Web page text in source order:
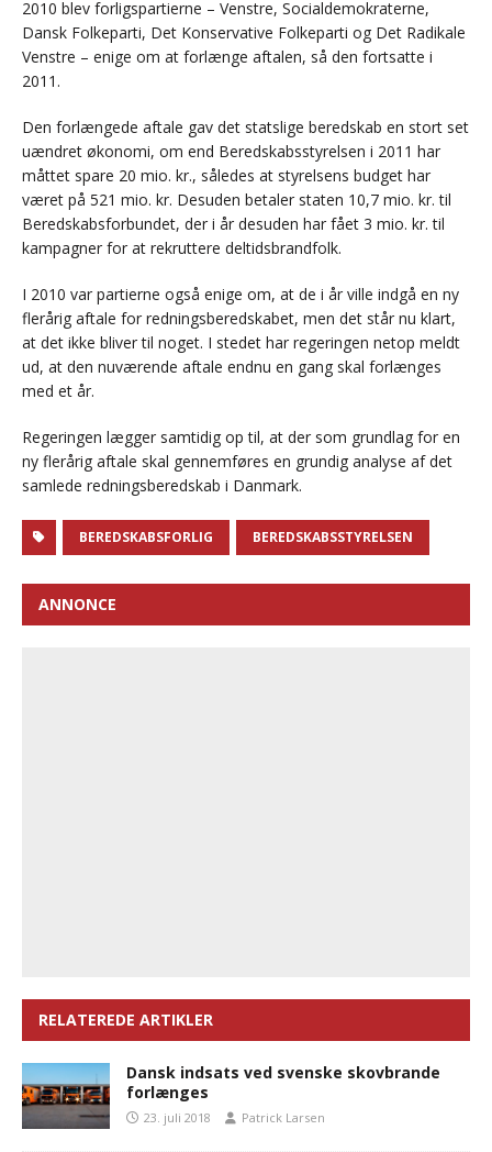
2010 blev forligspartierne – Venstre, Socialdemokraterne,
Dansk Folkeparti, Det Konservative Folkeparti og Det Radikale
Venstre – enige om at forlænge aftalen, så den fortsatte i
2011.
Den forlængede aftale gav det statslige beredskab en stort set
uændret økonomi, om end Beredskabsstyrelsen i 2011 har
måttet spare 20 mio. kr., således at styrelsens budget har
været på 521 mio. kr. Desuden betaler staten 10,7 mio. kr. til
Beredskabsforbundet, der i år desuden har fået 3 mio. kr. til
kampagner for at rekruttere deltidsbrandfolk.
I 2010 var partierne også enige om, at de i år ville indgå en ny
flerårig aftale for redningsberedskabet, men det står nu klart,
at det ikke bliver til noget. I stedet har regeringen netop meldt
ud, at den nuværende aftale endnu en gang skal forlænges
med et år.
Regeringen lægger samtidig op til, at der som grundlag for en
ny flerårig aftale skal gennemføres en grundig analyse af det
samlede redningsberedskab i Danmark.
BEREDSKABSFORLIG BEREDSKABSSTYRELSEN
ANNONCE
RELATEREDE ARTIKLER
Dansk indsats ved svenske skovbrande
forlænges
23. juli 2018 Patrick Larsen